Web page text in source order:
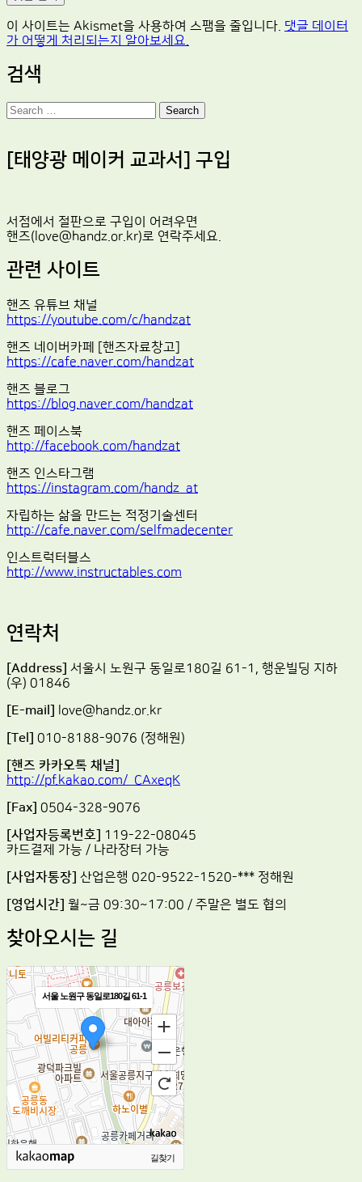
이 사이트는 Akismet을 사용하여 스팸을 줄입니다. 댓글 데이터
가 어떻게 처리되는지 알아보세요.
검색
Search
[태양광 메이커 교과서] 구입
서점에서 절판으로 구입이 어려우면
핸즈(love@handz.or.kr)로 연락주세요.
관련 사이트
핸즈 유튜브 채널
https://youtube.com/c/handzat
핸즈 네이버카페 [핸즈자료창고]
https://cafe.naver.com/handzat
핸즈 블로그
https://blog.naver.com/handzat
핸즈 페이스북
http://facebook.com/handzat
핸즈 인스타그램
https://instagram.com/handz_at
자립하는 삶을 만드는 적정기술센터
http://cafe.naver.com/selfmadecenter
인스트럭터블스
http://www.instructables.com
연락처
[Address] 서울시 노원구 동일로180길 61-1, 행운빌딩 지하
(우) 01846
[E-mail] love@handz.or.kr
[Tel] 010-8188-9076 (정해원)
[핸즈 카카오톡 채널]
http://pf.kakao.com/_CAxeqK
[Fax] 0504-328-9076
[사업자등록번호] 119-22-08045
카드결제 가능 / 나라장터 가능
[사업자통장] 산업은행 020-9522-1520-*** 정해원
[영업시간] 월~금 09:30~17:00 / 주말은 별도 협의
찾아오시는 길
서울 노원구 동일로180길 61-1
길찾기